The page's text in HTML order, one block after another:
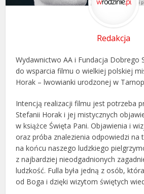
Redakcja
Wydawnictwo AA i Fundacja Dobrego
do wsparcia filmu o wielkiej polskiej
Horak – lwowianki urodzonej w
Intencją realizacji filmu jest potrzeba
Stefanii Horak i jej mistycznych
w książce Święta Pani. Objawienia i
oraz próba znalezienia odpowiedzi na
na końcu naszego ludzkiego
z najbardziej nieodgadnionych
ludzkość. Fulla była jedną z osób, która
od Boga i dzięki wizytom świętych